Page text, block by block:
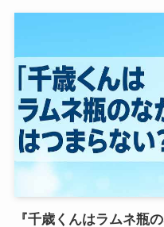
『千歳くんはラムネ瓶